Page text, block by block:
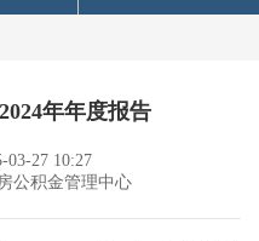
年年度报告
03-27 10:27
公积金管理中心